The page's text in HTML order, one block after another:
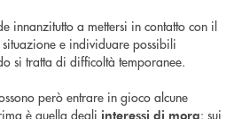
innanzitutto a mettersi in contatto con il
e individuare possibili
si tratta di difficoltà temporanee.
però entrare in gioco alcune
è quella degli interessi di mora: sui